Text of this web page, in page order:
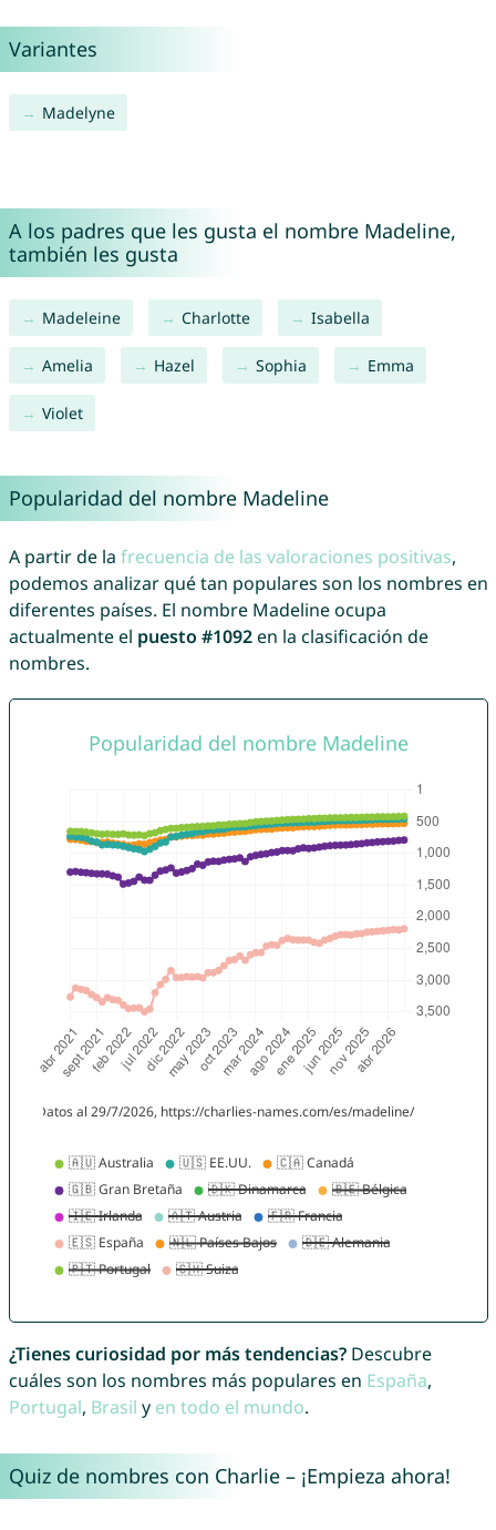
Variantes
Madelyne
A los padres que les gusta el nombre Madeline,
también les gusta
Madeleine Charlotte Isabella
Amelia Hazel Sophia Emma
Violet
Popularidad del nombre Madeline
A partir de la frecuencia de las valoraciones positivas,
podemos analizar qué tan populares son los nombres en
diferentes países. El nombre Madeline ocupa
actualmente el puesto #1092en la clasificación de
nombres.
¿Tienes curiosidad por más tendencias?Descubre
cuáles son los nombres más populares en España,
Portugal, Brasil y en todo el mundo.
Quiz de nombres con Charlie – ¡Empieza ahora!